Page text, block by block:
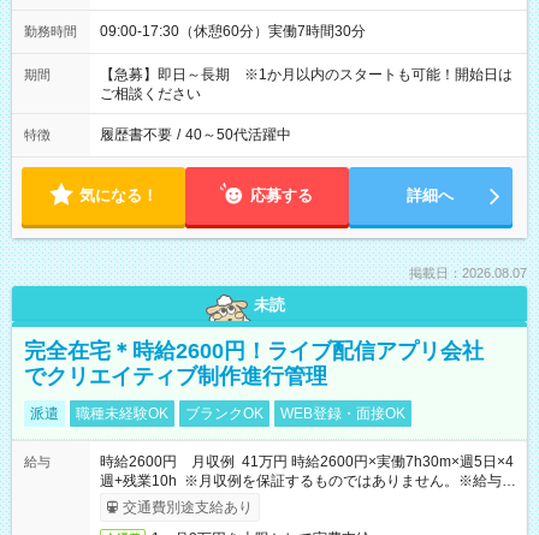
勤務時間 09:00-17:30（休憩60分）実働7時間30分
期間
【急募】即日～長期 ※1か月以内のスタートも可能！開始日は
ご相談ください
特徴 履歴書不要 / 40～50代活躍中
気になる！ 応募する 詳細へ
掲載日：2026.08.07
未読
完全在宅＊時給2600円！ライブ配信アプリ会社
でクリエイティブ制作進行管理
派遣 職種未経験OK ブランクOK WEB登録・面接OK
給与
時給2600円 月収例 41万円 時給2600円×実働7h30m×週5日×4
週+残業10h ※月収例を保証するものではありません。※給与即
受取りサービス利用可（利用条件有）
交通費別途支給あり